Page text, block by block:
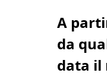
A
da
data il